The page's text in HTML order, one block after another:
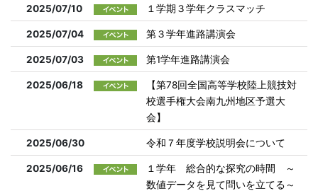
2025/07/10 １学期３学年クラスマッチ
2025/07/04 第３学年進路講演会
2025/07/03 第1学年進路講演会
2025/06/18
【第78回全国高等学校陸上競技対
校選手権大会南九州地区予選大
会】
2025/06/30 令和７年度学校説明会について
2025/06/16
１学年 総合的な探究の時間 ～
数値データを見て問いを立てる～